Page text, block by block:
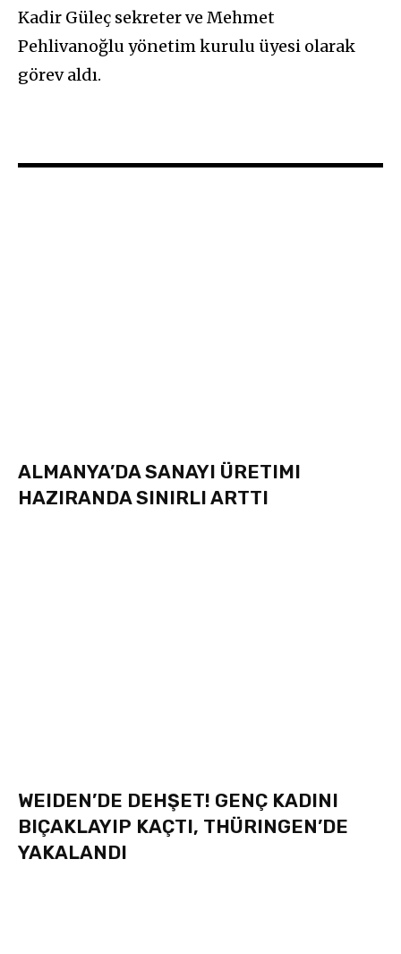
Kadir Güleç sekreter ve Mehmet
Pehlivanoğlu yönetim kurulu üyesi olarak
görev aldı.
ALMANYA’DA SANAYI ÜRETIMI
HAZIRANDA SINIRLI ARTTI
WEIDEN’DE DEHŞET! GENÇ KADINI
BIÇAKLAYIP KAÇTI, THÜRINGEN’DE
YAKALANDI